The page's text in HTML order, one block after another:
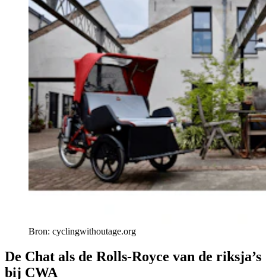
Bron: cyclingwithoutage.org
De Chat als de Rolls-Royce van de riksja’s
bij CWA